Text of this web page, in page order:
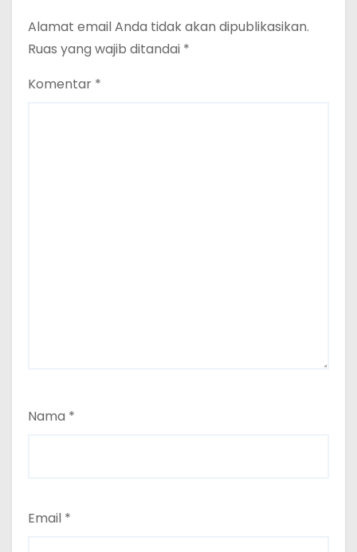
Alamat email Anda tidak akan dipublikasikan.
Ruas yang wajib ditandai *
Komentar *
Nama *
Email *